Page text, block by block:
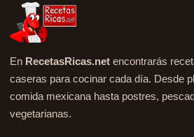
En RecetasRicas.net encontrarás
caseras para cocinar cada día. Desde
comida mexicana hasta postres,
vegetarianas.